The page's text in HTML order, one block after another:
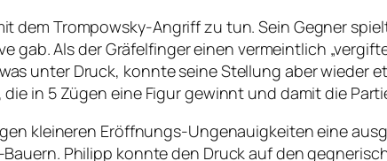
dem Trompowsky-Angriff zu tun. Sein Gegner
gab. Als der Gräfelfinger einen vermeintlich
unter Druck, konnte seine Stellung aber wieder
in 5 Zügen eine Figur gewinnt und damit die
kleineren Eröffnungs-Ungenauigkeiten eine
Philipp konnte den Druck auf den